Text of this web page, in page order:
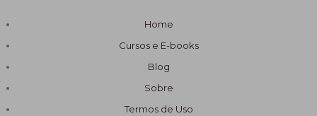
Home
Cursos e E-books
Blog
Sobre
Termos de Uso